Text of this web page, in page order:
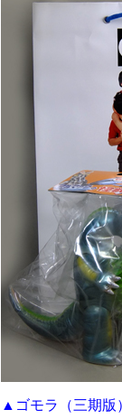
▲ゴモラ（三期